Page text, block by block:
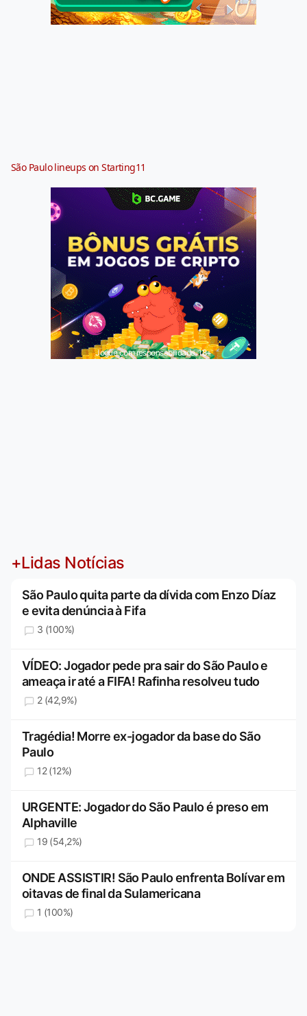
São Paulo lineups on Starting11
Jogue com responsabilidade. 18+
+Lidas Notícias
São Paulo quita parte da dívida com Enzo Díaz
e evita denúncia à Fifa
3 (100%)
VÍDEO: Jogador pede pra sair do São Paulo e
ameaça ir até a FIFA! Rafinha resolveu tudo
2 (42,9%)
Tragédia! Morre ex-jogador da base do São
Paulo
12 (12%)
URGENTE: Jogador do São Paulo é preso em
Alphaville
19 (54,2%)
ONDE ASSISTIR! São Paulo enfrenta Bolívar em
oitavas de final da Sulamericana
1 (100%)